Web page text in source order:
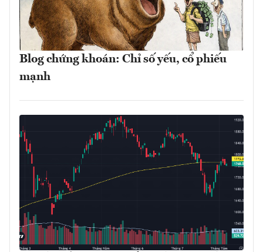
Blog chứng khoán: Chỉ số yếu, cổ phiếu
mạnh